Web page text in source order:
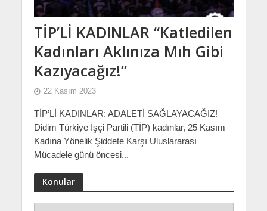
TİP’Lİ KADINLAR “Katledilen
Kadınları Aklınıza Mıh Gibi
Kazıyacağız!”
22 Kasım 2023
TİP’Lİ KADINLAR: ADALETİ SAĞLAYACAĞIZ!
Didim Türkiye İşçi Partili (TİP) kadınlar, 25 Kasım
Kadına Yönelik Şiddete Karşı Uluslararası
Mücadele günü öncesi...
Konular